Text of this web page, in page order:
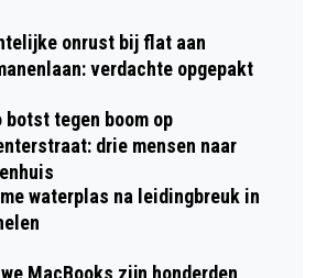
onrust bij flat aan
verdachte opgepakt
botst tegen boom op
drie mensen naar
waterplas na leidingbreuk in
MacBooks zijn honderden